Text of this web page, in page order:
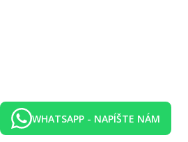
WHATSAPP - NAPÍŠTE NÁM